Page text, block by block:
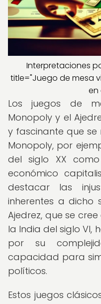
Interpretaciones
title="Juego de mesa
en
Los juegos de
Monopoly y el
y fascinante que se
Monopoly, por
del siglo XX
económico
destacar las
inherentes a dicho
Ajedrez, que se
la India del siglo VI,
por su
capacidad para
políticos.
Estos juegos